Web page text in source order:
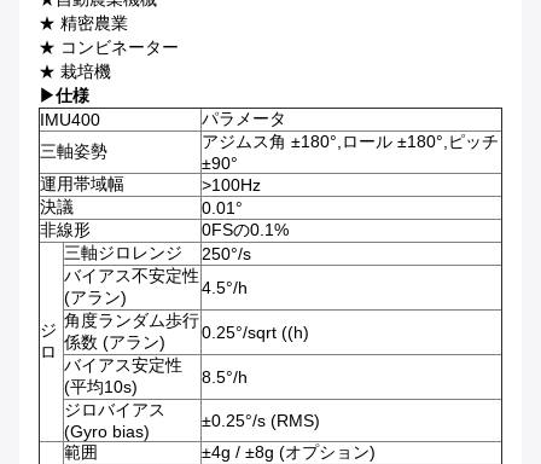
★ 精密農業
★ コンビネーター
★ 栽培機
▶仕様
IMU400
パラメータ
三軸姿勢
アジムス角 ±180°,ロール ±180°,ピッチ
±90°
運用帯域幅
>100Hz
決議
0.01°
非線形
0FSの0.1%
ジ
ロ
三軸ジロレンジ
250°/s
バイアス不安定性
(アラン)
4.5°/h
角度ランダム歩行
係数 (アラン)
0.25°/sqrt ((h)
バイアス安定性
(平均10s)
8.5°/h
ジロバイアス
(Gyro bias)
±0.25°/s (RMS)
範囲
±4g / ±8g (オプション)